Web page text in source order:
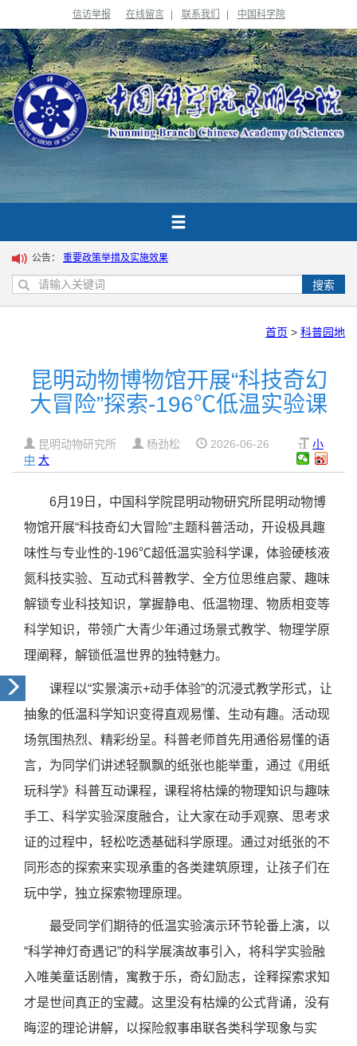
信访举报 在线留言 联系我们 中国科学院
公告： 重要政策举措及实施效果
搜索
首页 > 科普园地
昆明动物博物馆开展“科技奇幻
大冒险”探索-196℃低温实验课
昆明动物研究所 杨劲松 2026-06-26
小
中 大
6月 19 日，中国科学院昆明动物研究所昆明动物博
物馆开展“科技奇幻大冒险”主题科普活动，开设极具趣
味性与专业性的-196℃超低温实验科学课，体验硬核液
氮科技实验、互动式科普教学、全方位思维启蒙、趣味
解锁专业科技知识，掌握静电、低温物理、物质相变等
科学知识，带领广大青少年通过场景式教学、物理学原
理阐释，解锁低温世界的独特魅力。
课程以“实景演示+动手体验”的沉浸式教学形式，让
抽象的低温科学知识变得直观易懂、生动有趣。活动现
场氛围热烈、精彩纷呈。科普老师首先用通俗易懂的语
言，为同学们讲述轻飘飘的纸张也能举重，通过《用纸
玩科学》科普互动课程，课程将枯燥的物理知识与趣味
手工、科学实验深度融合，让大家在动手观察、思考求
证的过程中，轻松吃透基础科学原理。通过对纸张的不
同形态的探索来实现承重的各类建筑原理，让孩子们在
玩中学，独立探索物理原理。
最受同学们期待的低温实验演示环节轮番上演，以
“科学神灯奇遇记”的科学展演故事引入，将科学实验融
入唯美童话剧情，寓教于乐，奇幻励志，诠释探索求知
才是世间真正的宝藏。这里没有枯燥的公式背诵，没有
晦涩的理论讲解，以探险叙事串联各类科学现象与实